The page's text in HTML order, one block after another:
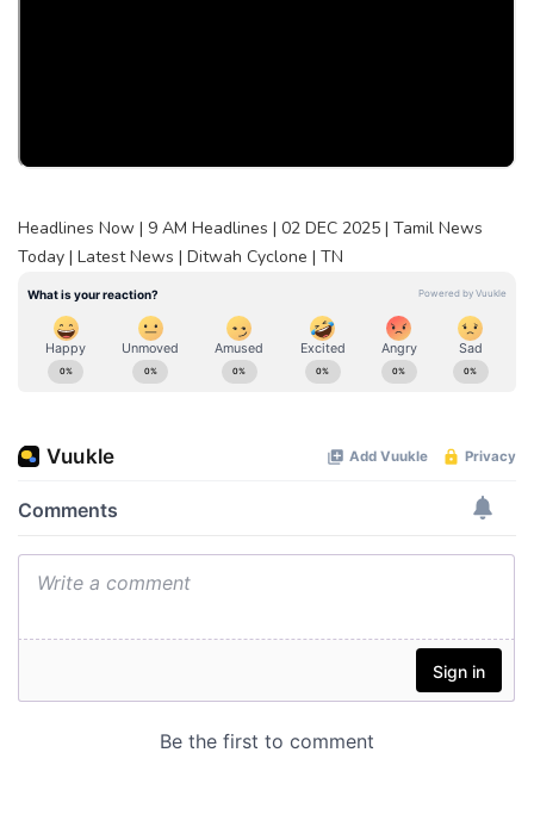
Headlines Now | 9 AM Headlines | 02 DEC 2025 | Tamil News
Today | Latest News | Ditwah Cyclone | TN